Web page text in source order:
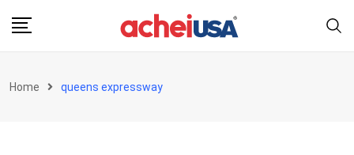
Home queens expressway